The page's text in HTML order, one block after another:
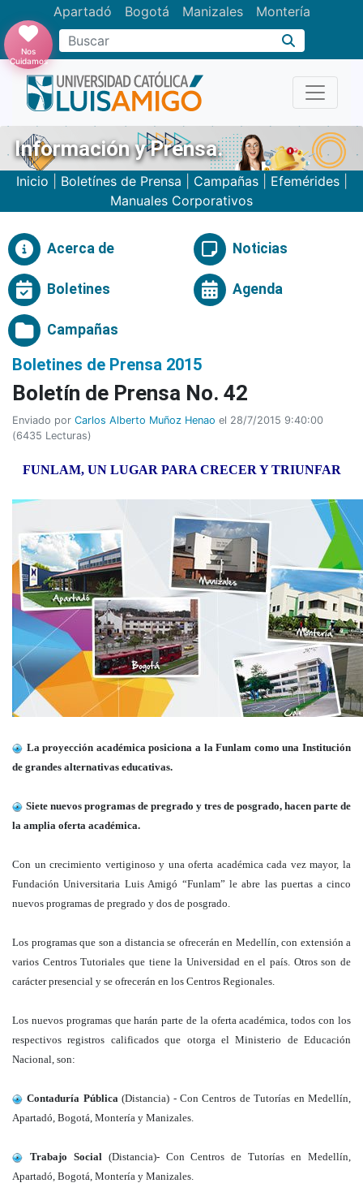
Apartadó Bogotá Manizales Montería
Buscar
Nos
Cuidamos
Información y Prensa.
Inicio Boletínes de Prensa Campañas| Efemérides|
Manuales Corporativos
Acerca de Noticias
Boletines Agenda
Campañas
Boletines de Prensa 2015
Boletí­n de Prensa No. 42
Enviado por Carlos Alberto Muñoz Henao el 28/7/2015 9:40:00
(6435 Lecturas)
FUNLAM, UN LUGAR PARA CRECER Y TRIUNFAR
La proyección académica posiciona a la Funlam como una Institución
de grandes alternativas educativas.
Siete nuevos programas de pregrado y tres de posgrado, hacen parte de
la amplia oferta académica.
Con un crecimiento vertiginoso y una oferta académica cada vez mayor, la
Fundación Universitaria Luis Amigó “Funlam” le abre las puertas a cinco
nuevos programas de pregrado y dos de posgrado.
Los programas que son a distancia se ofrecerán en Medellín, con extensión a
varios Centros Tutoriales que tiene la Universidad en el país. Otros son de
carácter presencial y se ofrecerán en los Centros Regionales.
Los nuevos programas que harán parte de la oferta académica, todos con los
respectivos registros calificados que otorga el Ministerio de Educación
Nacional, son:
Contaduría Pública (Distancia) - Con Centros de Tutorías en Medellín,
Apartadó, Bogotá, Montería y Manizales.
Trabajo Social (Distancia)- Con Centros de Tutorías en Medellín,
Apartadó, Bogotá, Montería y Manizales.